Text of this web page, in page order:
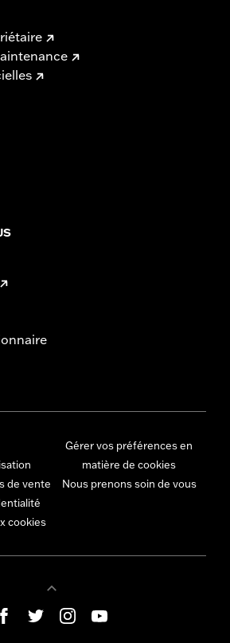
de vente
cookies
Gérer vos préférences en
matière de cookies
Nous prenons soin de vous